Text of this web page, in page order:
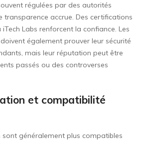
régulées par des autorités
transparence accrue. Des certifications
iTech Labs renforcent la confiance. Les
également prouver leur sécurité
mais leur réputation peut être
passés ou des controverses
et compatibilité
sont généralement plus compatibles